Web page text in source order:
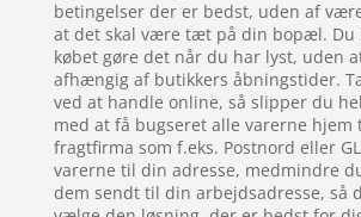
betingelser der er bedst, uden af
at det skal være tæt på din bopæl. Du
købet gøre det når du har lyst, uden
afhængig af butikkers åbningstider.
ved at handle online, så slipper du
med at få bugseret alle varerne hjem
fragtfirma som f.eks. Postnord eller
varerne til din adresse, medmindre
dem sendt til din arbejdsadresse, så